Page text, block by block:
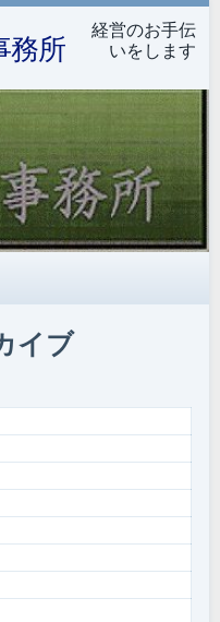
務所
経営のお手伝
いをします
イブ